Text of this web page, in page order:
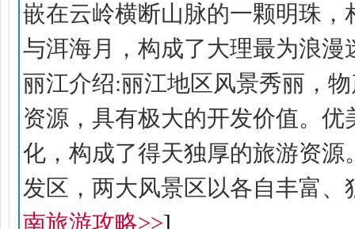
嵌在云岭横断山脉的一颗明珠
与洱海月，构成了大理最为浪
丽江介绍:丽江地区风景秀丽，
资源，具有极大的开发价值。
化，构成了得天独厚的旅游资
发区，两大风景区以各自丰富
南旅游攻略>>]